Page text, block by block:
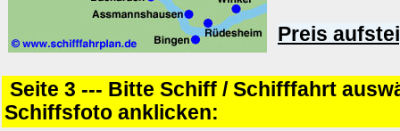
Preis
Seite 3 --- Bitte Schiff / Schifffahrt
Schiffsfoto anklicken: